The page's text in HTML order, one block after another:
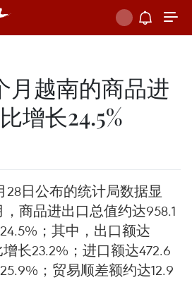
月越南的商品进
增长24.5%
28日公布的统计局数据显
，商品进出口总值约达958.1
；其中，出口额达
长23.2%；进口额达472.6
；贸易顺差额约达12.9